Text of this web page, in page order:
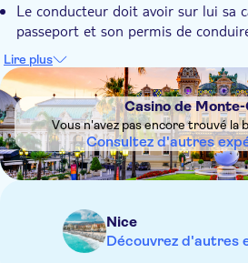
Le conducteur doit avoir sur lui sa
passeport et son permis de
Pendant la période du Grand Prix
le parcours du road trip sera
la Principauté. Note importante :
passeports en cas de contrôle aux
Non accessible en fauteuil roulant
Accessible aux poussettes
Animaux d'assistance autorisés
N'oubliez pas de prendre vos
casquette et votre crème solaire
Le véhicule a une capacité de 4
Lire plus
DSA1Casino de Monte-Carlo
Casino de
Vous n'avez pas encore trouvé la
Consultez d'autres
Nice
Découvrez d'autres